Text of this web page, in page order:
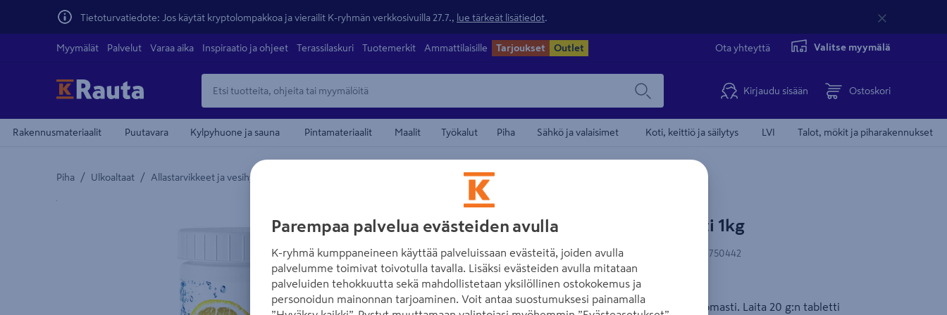
Tietoturvatiedote: Jos käytät kryptolompakkoa ja vierailit K-ryhmän verkkosivuilla 27.7., lue tärkeät lisätiedot
Myymälät Palvelut Varaa aika Inspiraatio ja ohjeet Terassilaskuri Tuotemerkit Ammattilaisille Tarjoukset Outlet Ota yhteyttä Valitse myymälä
Kirjaudu sisään Ostoskori
Rakennusmateriaalit Puutavara Kylpyhuone ja sauna Pintamateriaalit Maalit Työkalut Piha Sähkö ja valaisimet Koti, keittiö ja säilytys LVI Talot, mökit ja piharakennukset
Piha / Ulkoaltaat / Allastarvikkeet ja vesihygienia
Yksityiskohtainen kuvaus löytyy Tuotteen kuvaus -maamerkistä
Aktiivihappi Kirami tabletti 1kg
Tuotenumero: 500857219 EAN-koodi 6430036750442
5.0 1 arvostelu
Ylläpidä altaan happitaso sopivana vaivattomasti. Laita 20 g:n tabletti
Parempaa palvelua evästeiden avulla
K-ryhmä kumppaneineen käyttää palveluissaan evästeitä, joiden avulla
palvelumme toimivat toivotulla tavalla. Lisäksi evästeiden avulla mitataan
palveluiden tehokkuutta sekä mahdollistetaan yksilöllinen ostokokemus ja
personoidun mainonnan tarjoaminen. Voit antaa suostumuksesi painamalla